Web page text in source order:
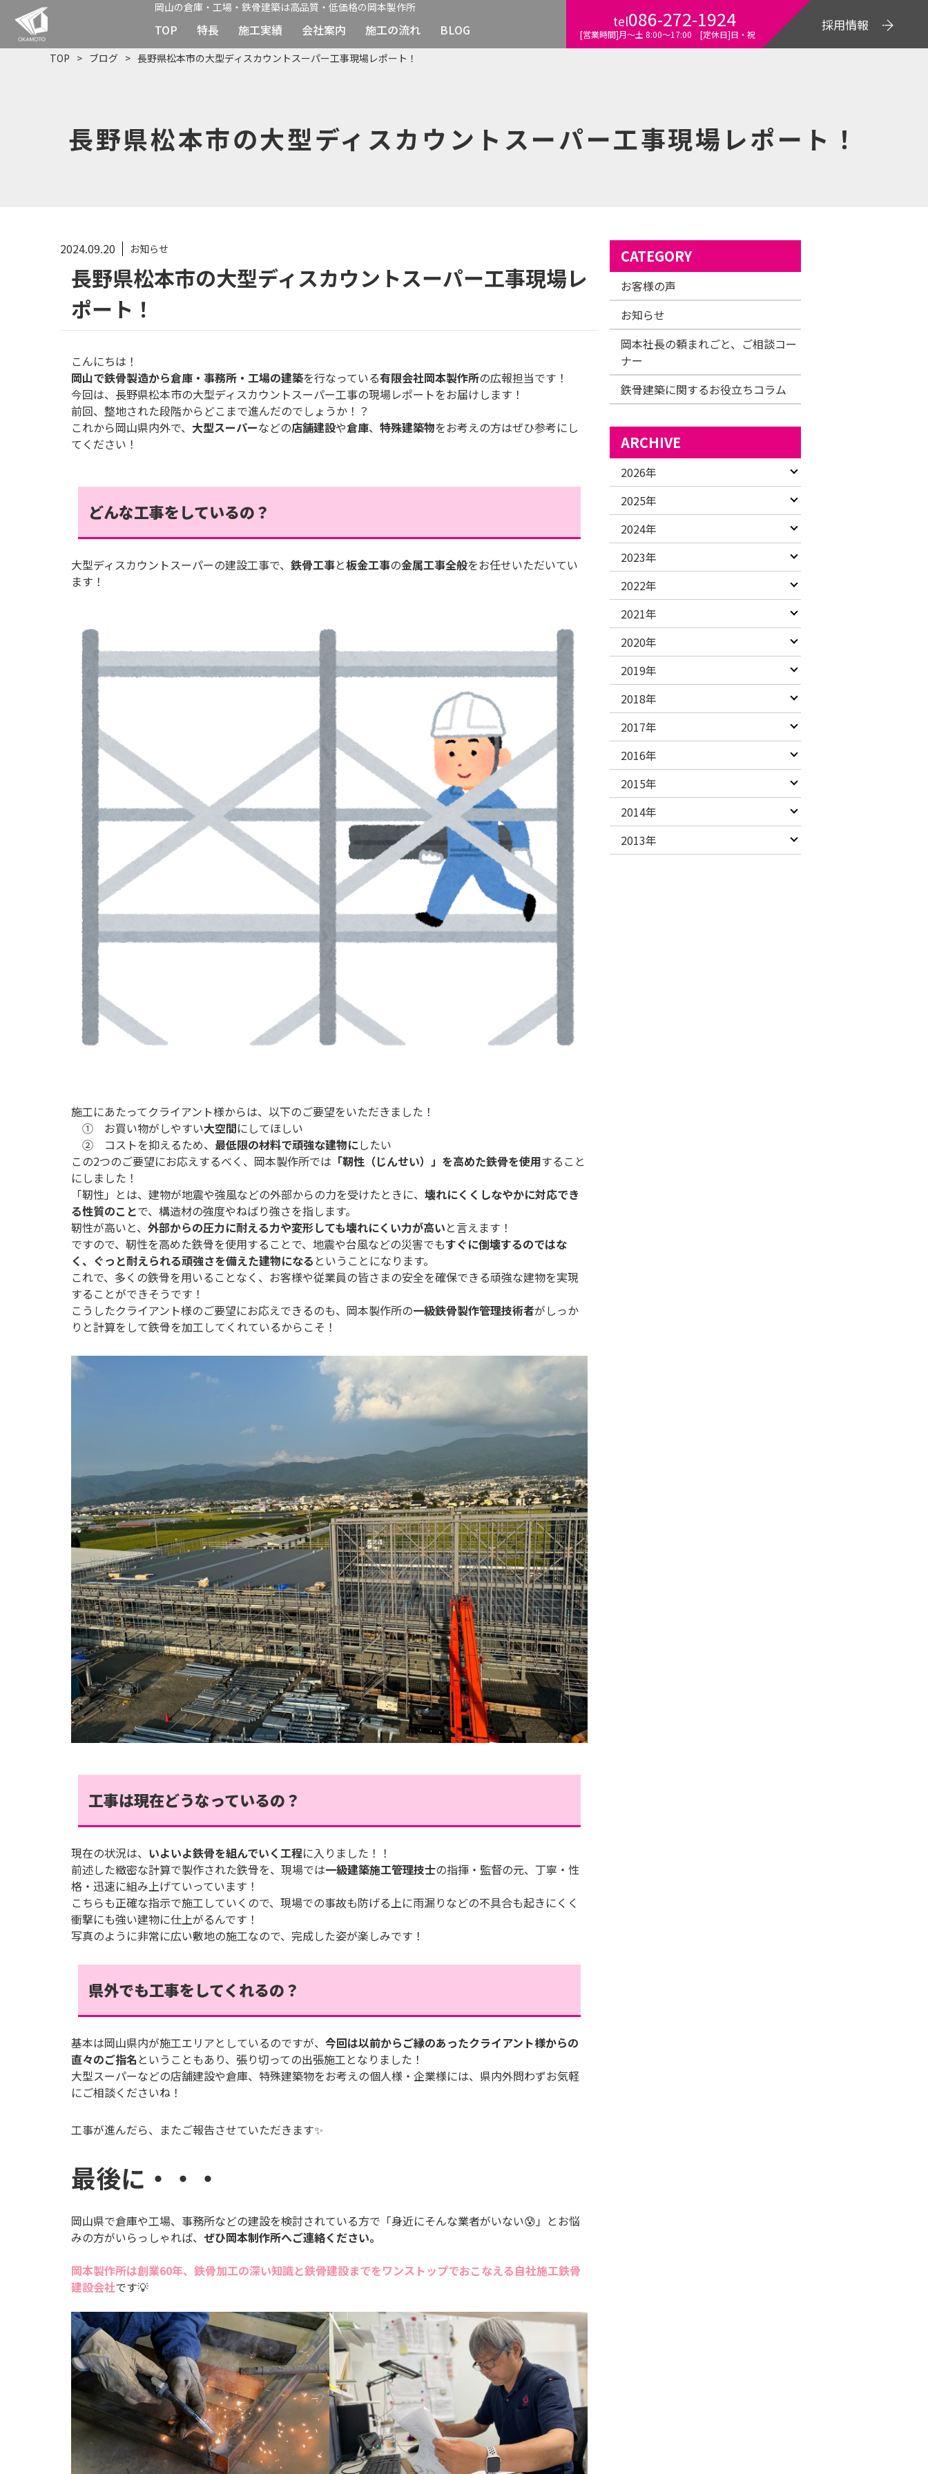
岡山の倉庫・工場・鉄骨建築は高品質・低価格の岡本製作所
TOP 特長 施工実績 会社案内 施工の流れ BLOG
tel086-272-1924
[営業時間]月～土 8:00〜17:00 [定休日]日・祝
採用情報
TOP ブログ 長野県松本市の大型ディスカウントスーパー工事現場レポート！
長野県松本市の大型ディスカウントスーパー工事現場レポート！
2024.09.20 お知らせ
長野県松本市の大型ディスカウントスーパー工事現場レ
ポート！
こんにちは！
岡山で鉄骨製造から倉庫・事務所・工場の建築を行なっている有限会社岡本製作所の広報担当です！
今回は、長野県松本市の大型ディスカウントスーパー工事の現場レポートをお届けします！
前回、整地された段階からどこまで進んだのでしょうか！？
これから岡山県内外で、 大型スーパーなどの店舗建設や倉庫、 特殊建築物をお考えの方はぜひ参考にし
てください！
どんな工事をしているの？
大型ディスカウントスーパーの建設工事で、 鉄骨工事と板金工事の金属工事全般をお任せいただいてい
ます！
施工にあたってクライアント様からは、以下のご要望をいただきました！
① お買い物がしやすい大空間にしてほしい
② コストを抑えるため、 最低限の材料で頑強な建物にしたい
この2つのご要望にお応えするべく、岡本製作所では 「靭性（じんせい）」を高めた鉄骨を使用すること
にしました！
「靭性」とは、建物が地震や強風などの外部からの力を受けたときに、 壊れにくくしなやかに対応でき
る性質のことで、構造材の強度やねばり強さを指します。
靭性が高いと、 外部からの圧力に耐える力や変形しても壊れにくい力が高いと言えます！
ですので、靭性を高めた鉄骨を使用することで、地震や台風などの災害でもすぐに倒壊するのではな
く、ぐっと耐えられる頑強さを備えた建物になる ということになります。
これで、多くの鉄骨を用いることなく、お客様や従業員の皆さまの安全を確保できる頑強な建物を実現
することができそうです！
こうしたクライアント様のご要望にお応えできるのも、岡本製作所の一級鉄骨製作管理技術者がしっか
りと計算をして鉄骨を加工してくれているからこそ！
工事は現在どうなっているの？
現在の状況は、 いよいよ鉄骨を組んでいく工程に入りました！！
前述した緻密な計算で製作された鉄骨を、現場では一級建築施工管理技士の指揮・監督の元、丁寧・性
格・迅速に組み上げていっています！
こちらも正確な指示で施工していくので、現場での事故も防げる上に雨漏りなどの不具合も起きにくく
衝撃にも強い建物に仕上がるんです！
写真のように非常に広い敷地の施工なので、完成した姿が楽しみです！
県外でも工事をしてくれるの？
基本は岡山県内が施工エリアとしているのですが、 今回は以前からご縁のあったクライアント様からの
直々のご指名 ということもあり、張り切っての出張施工となりました！
大型スーパーなどの店舗建設や倉庫、特殊建築物をお考えの個人様・企業様には、県内外問わずお気軽
にご相談くださいね！
工事が進んだら、またご報告させていただきます✨
最後に・・・
岡山県で倉庫や工場、事務所などの建設を検討されている方で「身近にそんな業者がいない😰」とお悩
みの方がいらっしゃれば、 ぜひ岡本制作所へご連絡ください。
岡本製作所は創業60年、鉄骨加工の深い知識と鉄骨建設までをワンストップでおこなえる自社施工鉄骨
建設会社です💡
CATEGORY
お客様の声
お知らせ
岡本社長の頼まれごと、ご相談コー
ナー
鉄骨建築に関するお役立ちコラム
ARCHIVE
2026年
2025年
2024年
2023年
2022年
2021年
2020年
2019年
2018年
2017年
2016年
2015年
2014年
2013年